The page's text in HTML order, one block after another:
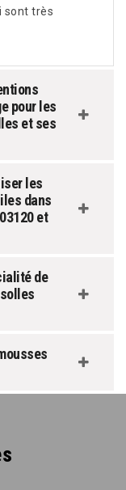
sont très
pour les
et ses
les
dans
et
de